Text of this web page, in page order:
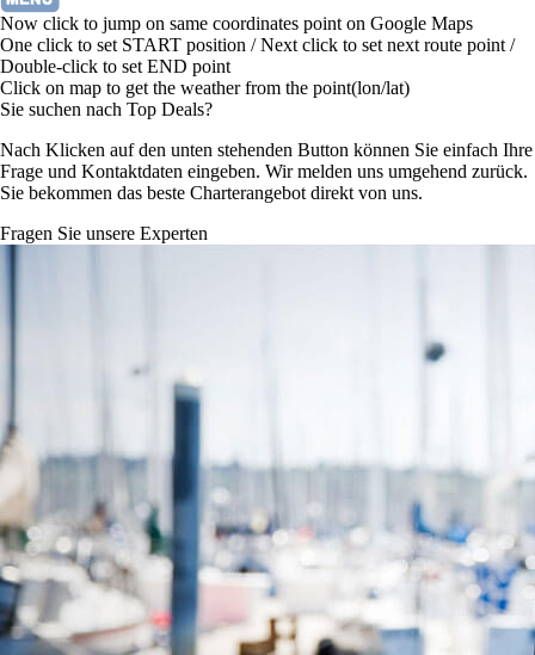
Now click to jump on same coordinates point on Google Maps
One click to set START position / Next click to set next route point /
Double-click to set END point
Click on map to get the weather from the point(lon/lat)
Sie suchen nach Top Deals?
Nach Klicken auf den unten stehenden Button können Sie einfach Ihre
Frage und Kontaktdaten eingeben. Wir melden uns umgehend zurück.
Sie bekommen das beste Charterangebot direkt von uns.
Fragen Sie unsere Experten